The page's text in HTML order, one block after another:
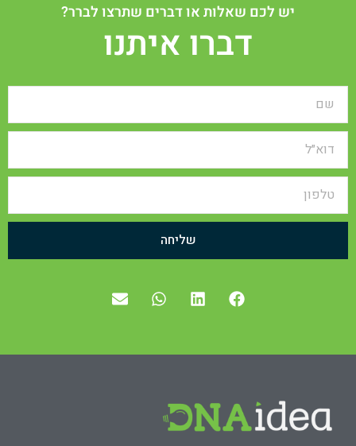
יש לכם שאלות או דברים שתרצו לברר?
דברו איתנו
שליחה